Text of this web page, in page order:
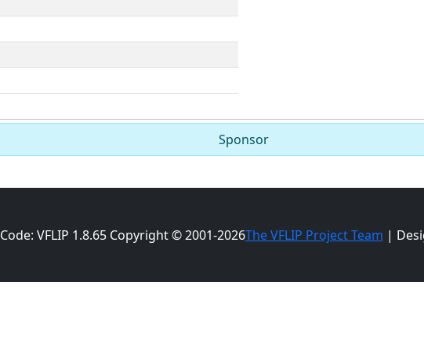
Sponsor
Code: VFLIP 1.8.65 Copyright © 2001-2026The VFLIP Project Team |